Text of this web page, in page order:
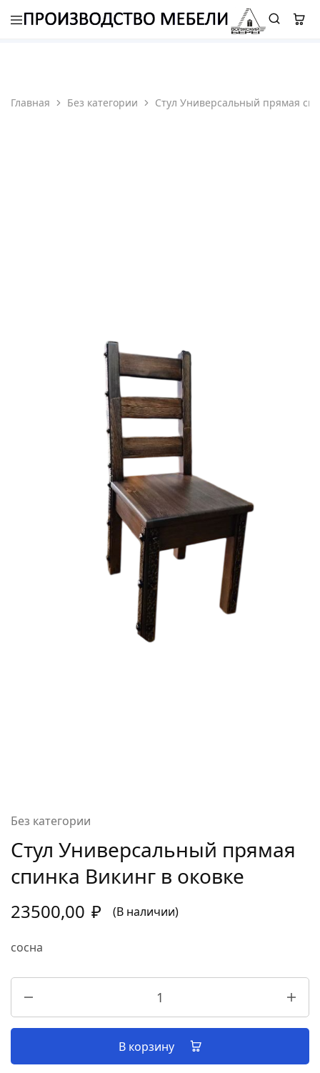
8 (987) 310 7777- ELETS.ROMAN@YANDEX.RU
Главная Без категории Стул Универсальный прямая
Без категории
Стул Универсальный прямая
спинка Викинг в оковке
23500,00 ₽ (В наличии)
сосна
В корзину